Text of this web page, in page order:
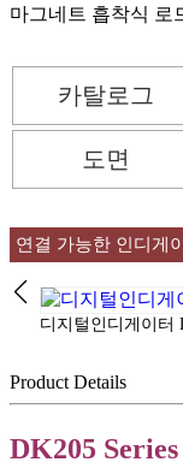
마그네트 흡착식 로
카탈로그
도면
연결 가능한 인디게
디지털인디게이터
Product Details
DK205 Series